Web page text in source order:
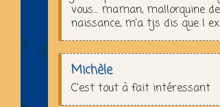
vous… maman, mallorquine de
naissance, m’a tjs dis que l
Michèle
C'est tout à fait intéressant